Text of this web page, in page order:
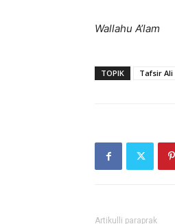
Wallahu A’lam
TOPIK Tafsir Ali
Artikulli paraprak